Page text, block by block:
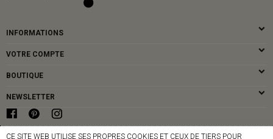
INFORMATIONS
VOTRE COMPTE
BOUTIQUE
NEWSLETTER
CE SITE WEB UTILISE SES PROPRES COOKIES ET CEUX DE TIERS POUR